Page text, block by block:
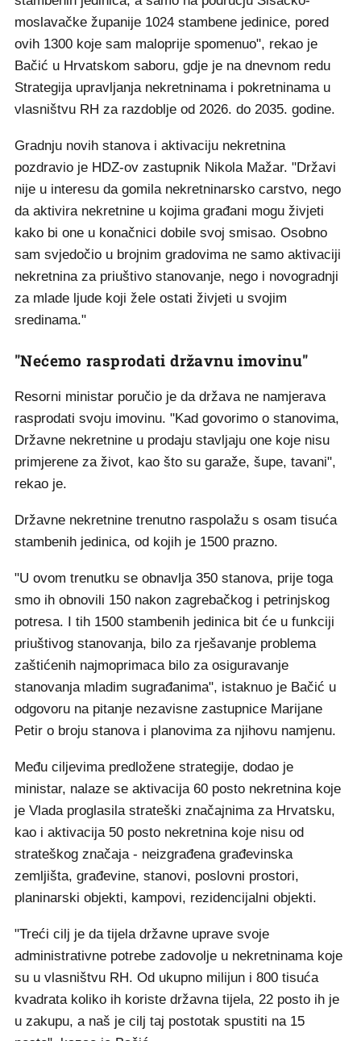
moslavačke županije 1024 stambene jedinice, pored
ovih 1300 koje sam maloprije spomenuo", rekao je
Bačić u Hrvatskom saboru, gdje je na dnevnom redu
Strategija upravljanja nekretninama i pokretninama u
vlasništvu RH za razdoblje od 2026. do 2035. godine.
Gradnju novih stanova i aktivaciju nekretnina
pozdravio je HDZ-ov zastupnik Nikola Mažar. "Državi
nije u interesu da gomila nekretninarsko carstvo, nego
da aktivira nekretnine u kojima građani mogu živjeti
kako bi one u konačnici dobile svoj smisao. Osobno
sam svjedočio u brojnim gradovima ne samo aktivaciji
nekretnina za priuštivo stanovanje, nego i novogradnji
za mlade ljude koji žele ostati živjeti u svojim
sredinama."
"Nećemo rasprodati državnu imovinu"
Resorni ministar poručio je da država ne namjerava
rasprodati svoju imovinu. "Kad govorimo o stanovima,
Državne nekretnine u prodaju stavljaju one koje nisu
primjerene za život, kao što su garaže, šupe, tavani",
rekao je.
Državne nekretnine trenutno raspolažu s osam tisuća
stambenih jedinica, od kojih je 1500 prazno.
"U ovom trenutku se obnavlja 350 stanova, prije toga
smo ih obnovili 150 nakon zagrebačkog i petrinjskog
potresa. I tih 1500 stambenih jedinica bit će u funkciji
priuštivog stanovanja, bilo za rješavanje problema
zaštićenih najmoprimaca bilo za osiguravanje
stanovanja mladim sugrađanima", istaknuo je Bačić u
odgovoru na pitanje nezavisne zastupnice Marijane
Petir o broju stanova i planovima za njihovu namjenu.
Među ciljevima predložene strategije, dodao je
ministar, nalaze se aktivacija 60 posto nekretnina koje
je Vlada proglasila strateški značajnima za Hrvatsku,
kao i aktivacija 50 posto nekretnina koje nisu od
strateškog značaja - neizgrađena građevinska
zemljišta, građevine, stanovi, poslovni prostori,
planinarski objekti, kampovi, rezidencijalni objekti.
"Treći cilj je da tijela državne uprave svoje
administrativne potrebe zadovolje u nekretninama koje
su u vlasništvu RH. Od ukupno milijun i 800 tisuća
kvadrata koliko ih koriste državna tijela, 22 posto ih je
u zakupu, a naš je cilj taj postotak spustiti na 15